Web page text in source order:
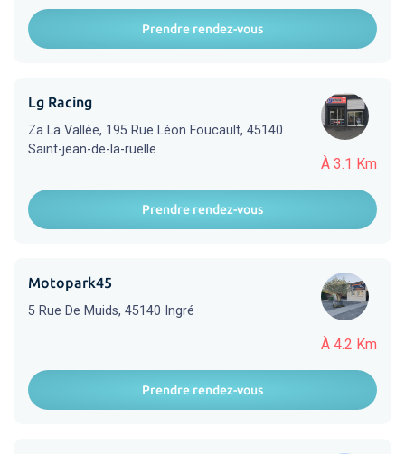
Prendre rendez-vous
À 3.1 Km
Lg Racing
Za La Vallée, 195 Rue Léon Foucault, 45140
Saint-jean-de-la-ruelle
Prendre rendez-vous
À 4.2 Km
Motopark45
5 Rue De Muids, 45140 Ingré
Prendre rendez-vous